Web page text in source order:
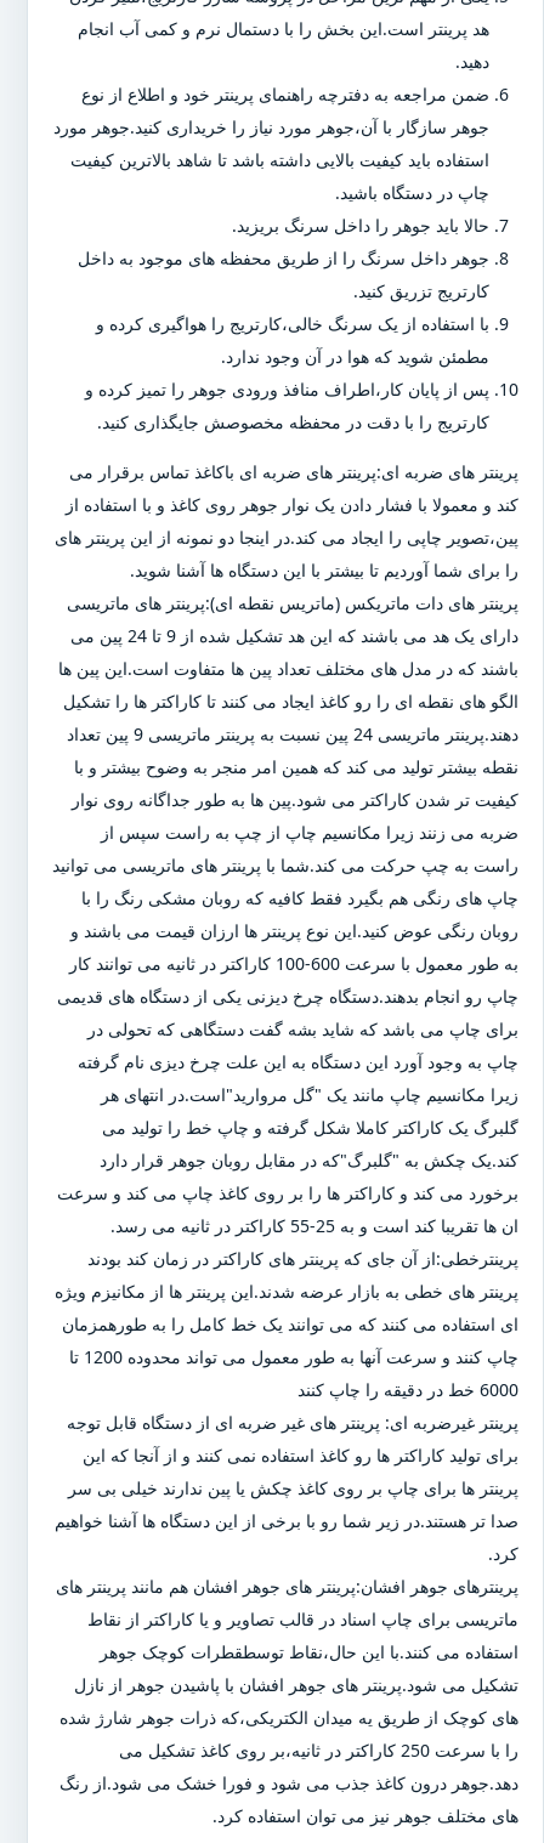
هد پرینتر است.این بخش را با دستمال نرم و کمی آب انجام
دهید.
ضمن مراجعه به دفترچه راهنمای پرینتر خود و اطلاع از نوع
جوهر سازگار با آن،جوهر مورد نیاز را خریداری کنید.جوهر مورد
استفاده باید کیفیت بالایی داشته باشد تا شاهد بالاترین کیفیت
چاپ در دستگاه باشید.
حالا باید جوهر را داخل سرنگ بریزید.
جوهر داخل سرنگ را از طریق محفظه های موجود به داخل
کارتریج تزریق کنید.
با استفاده از یک سرنگ خالی،کارتریج را هواگیری کرده و
مطمئن شوید که هوا در آن وجود ندارد.
پس از پایان کار،اطراف منافذ ورودی جوهر را تمیز کرده و
کارتریج را با دقت در محفظه مخصوصش جایگذاری کنید.
پرینتر های ضربه ای:پرینتر های ضربه ای باکاغذ تماس برقرار می
کند و معمولا با فشار دادن یک نوار جوهر روی کاغذ و با استفاده از
پین،تصویر چاپی را ایجاد می کند.در اینجا دو نمونه از این پرینتر های
را برای شما آوردیم تا بیشتر با این دستگاه ها آشنا شوید.
پرینتر های دات ماتریکس (ماتریس نقطه ای):پرینتر های ماتریسی
دارای یک هد می باشند که این هد تشکیل شده از 9 تا 24 پین می
باشند که در مدل های مختلف تعداد پین ها متفاوت است.این پین ها
الگو های نقطه ای را رو کاغذ ایجاد می کنند تا کاراکتر ها را تشکیل
دهند.پرینتر ماتریسی 24 پین نسبت به پرینتر ماتریسی 9 پین تعداد
نقطه بیشتر تولید می کند که همین امر منجر به وضوح بیشتر و با
کیفیت تر شدن کاراکتر می شود.پین ها به طور جداگانه روی نوار
ضربه می زنند زیرا مکانسیم چاپ از چپ به راست سپس از
راست به چپ حرکت می کند.شما با پرینتر های ماتریسی می توانید
چاپ های رنگی هم بگیرد فقط کافیه که روبان مشکی رنگ را با
روبان رنگی عوض کنید.این نوع پرینتر ها ارزان قیمت می باشند و
به طور معمول با سرعت 600-100 کاراکتر در ثانیه می توانند کار
چاپ رو انجام بدهند.دستگاه چرخ دیزنی یکی از دستگاه های قدیمی
برای چاپ می باشد که شاید بشه گفت دستگاهی که تحولی در
چاپ به وجود آورد این دستگاه به این علت چرخ دیزی نام گرفته
زیرا مکانسیم چاپ مانند یک "گل مروارید"است.در انتهای هر
گلبرگ یک کاراکتر کاملا شکل گرفته و چاپ خط را تولید می
کند.یک چکش به "گلبرگ"که در مقابل روبان جوهر قرار دارد
برخورد می کند و کاراکتر ها را بر روی کاغذ چاپ می کند و سرعت
ان ها تقریبا کند است و به 25-55 کاراکتر در ثانیه می رسد.
پرینترخطی:از آن جای که پرینتر های کاراکتر در زمان کند بودند
پرینتر های خطی به بازار عرضه شدند.این پرینتر ها از مکانیزم ویژه
ای استفاده می کنند که می توانند یک خط کامل را به طورهمزمان
چاپ کنند و سرعت آنها به طور معمول می تواند محدوده 1200 تا
6000 خط در دقیقه را چاپ کنند
پرینتر غیرضربه ای: پرینتر های غیر ضربه ای از دستگاه قابل توجه
برای تولید کاراکتر ها رو کاغذ استفاده نمی کنند و از آنجا که این
پرینتر ها برای چاپ بر روی کاغذ چکش یا پین ندارند خیلی بی سر
صدا تر هستند.در زیر شما رو با برخی از این دستگاه ها آشنا خواهیم
کرد.
پرینترهای جوهر افشان:پرینتر های جوهر افشان هم مانند پرینتر های
ماتریسی برای چاپ اسناد در قالب تصاویر و یا کاراکتر از نقاط
استفاده می کنند.با این حال،نقاط توسطقطرات کوچک جوهر
تشکیل می شود.پرینتر های جوهر افشان با پاشیدن جوهر از نازل
های کوچک از طریق یه میدان الکتریکی،که ذرات جوهر شارژ شده
را با سرعت 250 کاراکتر در ثانیه،بر روی کاغذ تشکیل می
دهد.جوهر درون کاغذ جذب می شود و فورا خشک می شود.از رنگ
های مختلف جوهر نیز می توان استفاده کرد.